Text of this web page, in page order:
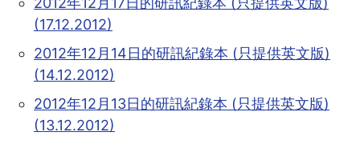
(17.12.2012)
2012年12月14日的研訊紀錄本 (只提供英文版)
(14.12.2012)
2012年12月13日的研訊紀錄本 (只提供英文版)
(13.12.2012)